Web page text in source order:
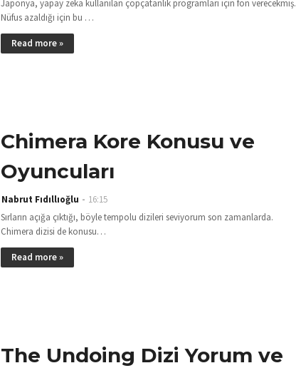
Japonya, yapay zeka kullanılan çöpçatanlık programları için fon verecekmiş.
Nüfus azaldığı için bu …
Read more »
Chimera Kore Konusu ve
Oyuncuları
Nabrut Fıdıllıoğlu
16:15
Sırların açığa çıktığı, böyle tempolu dizileri seviyorum son zamanlarda.
Chimera dizisi de konusu…
Read more »
The Undoing Dizi Yorum ve